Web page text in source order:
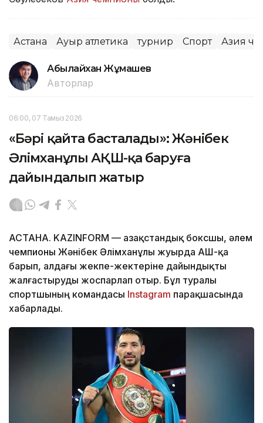
Астана Ауыр атлетика турнир Спорт Азия
Абылайхан Жұмашев
Авторлар
06:00, 07 Тамыз 2026
«Бәрі қайта басталады»: Жәнібек
Әлімханұлы АҚШ-қа баруға
дайындалып жатыр
АСТАНА. KAZINFORM — Қазақстандық боксшы, әлем
чемпионы Жәнібек Әлімханұлы жуырда АҚШ-қа
барып, алдағы жекпе-жектеріне дайындықты
жалғастыруды жоспарлап отыр. Бұл туралы
спортшының командасы Instagram парақшасында
хабарлады.